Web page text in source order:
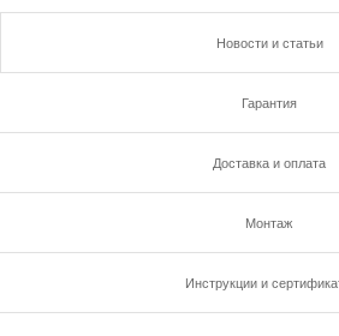
Новости и статьи
Гарантия
Доставка и оплата
Монтаж
Инструкции и